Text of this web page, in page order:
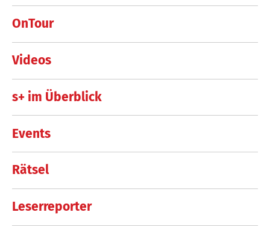
OnTour
Videos
s+ im Überblick
Events
Rätsel
Leserreporter